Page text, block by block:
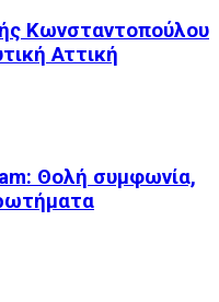
Κωνσταντοπούλου
Αττική
Θολή συμφωνία,